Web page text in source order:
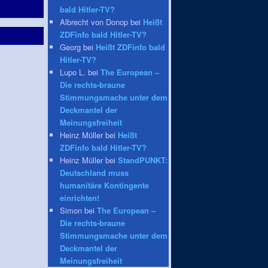
bald Hitler-TV?
Albrecht von Donop bei Heißt
ZDFinfo bald Hitler-TV?
Georg bei Heißt ZDFinfo bald
Hitler-TV?
Lupo L. bei The European –
Die rechts-braune
Stimmungsmache unter dem
Deckmantel der
Meinungsfreiheit
Heinz Müller bei Heißt
ZDFinfo bald Hitler-TV?
Heinz Müller bei StandPUNKT:
Deutschland muss
humanitäre Kontingente
einrichten!
Simon bei The European –
Die rechts-braune
Stimmungsmache unter dem
Deckmantel der
Meinungsfreiheit